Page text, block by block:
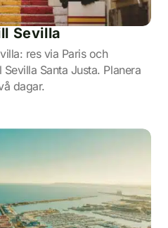
Sevilla
res via Paris och
Santa Justa. Planera
dagar.